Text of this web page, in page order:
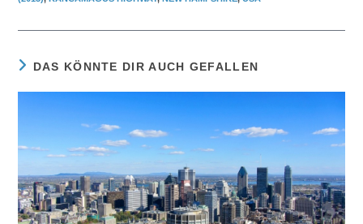
DAS KÖNNTE DIR AUCH GEFALLEN